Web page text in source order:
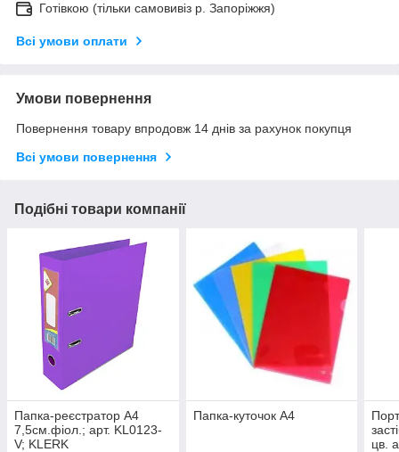
Готівкою (тільки самовивіз р. Запоріжжя)
Всі умови оплати
Умови повернення
Повернення товару впродовж 14 днів за рахунок покупця
Всі умови повернення
Подібні товари компанії
Папка-реєстратор А4
7,5см.фіол.; арт. KL0123-
V; KLERK
Папка-куточок А4
цв.